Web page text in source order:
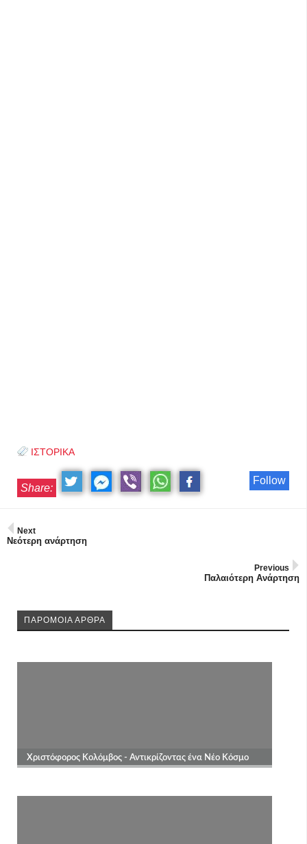
ΙΣΤΟΡΙΚΑ
Follow
Share:
Next
Νεότερη ανάρτηση
Previous
Παλαιότερη Ανάρτηση
ΠΑΡΟΜΟΙΑ ΑΡΘΡΑ